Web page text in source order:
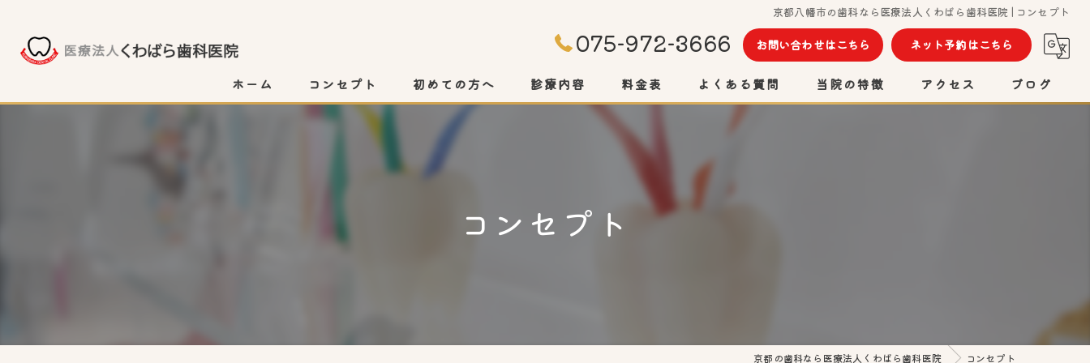
京都八幡市の歯科なら医療法人くわばら歯科医院 | コンセプト
075-972-3666 お問い合わせはこちら ネット予約はこちら
ホーム コンセプト 初めての方へ 診療内容 料金表 よくある質問 当院の特徴 アクセス ブログ
コンセプト
京都の歯科なら医療法人くわばら歯科医院 コンセプト